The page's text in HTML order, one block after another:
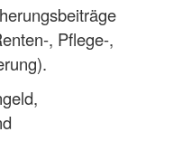
, Pflege-,